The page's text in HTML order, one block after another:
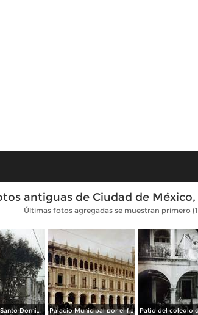
antiguas de Ciudad de México,
Últimas fotos agregadas se muestran primero (1
La Iglesia de Santo Domingo. Palacio Municipal por el fotografo Hugo Brehme..